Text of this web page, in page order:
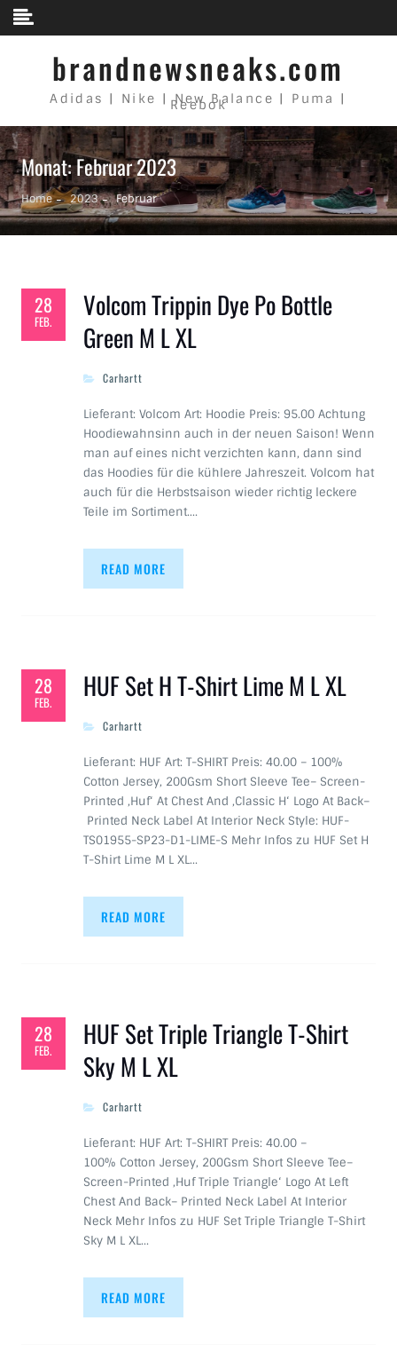
Skip to content
brandnewsneaks.com
Adidas | Nike | New Balance | Puma |
Reebok
Monat: Februar 2023
Home 2023 Februar
28
FEB.
Volcom Trippin Dye Po Bottle
Green M L XL
Carhartt
Lieferant: Volcom Art: Hoodie Preis: 95.00 Achtung
Hoodiewahnsinn auch in der neuen Saison! Wenn
man auf eines nicht verzichten kann, dann sind
das Hoodies für die kühlere Jahreszeit. Volcom hat
auch für die Herbstsaison wieder richtig leckere
Teile im Sortiment.…
READ MORE
28
FEB. HUF Set H T-Shirt Lime M L XL
Carhartt
Lieferant: HUF Art: T-SHIRT Preis: 40.00 – 100%
Cotton Jersey, 200Gsm Short Sleeve Tee– Screen-
Printed ‚Huf‘ At Chest And ‚Classic H‘ Logo At Back–
Printed Neck Label At Interior Neck Style: HUF-
TS01955-SP23-D1-LIME-S Mehr Infos zu HUF Set H
T-Shirt Lime M L XL…
READ MORE
28
FEB.
HUF Set Triple Triangle T-Shirt
Sky M L XL
Carhartt
Lieferant: HUF Art: T-SHIRT Preis: 40.00 –
100% Cotton Jersey, 200Gsm Short Sleeve Tee–
Screen-Printed ‚Huf Triple Triangle‘ Logo At Left
Chest And Back– Printed Neck Label At Interior
Neck Mehr Infos zu HUF Set Triple Triangle T-Shirt
Sky M L XL…
READ MORE